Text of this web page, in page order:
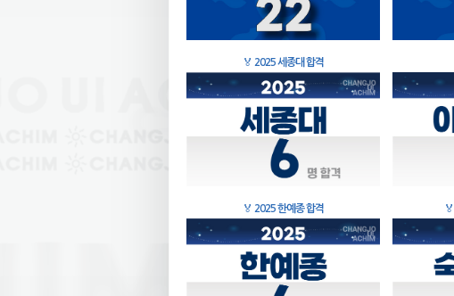
🏅 2025 세종대 합격
🏅 2025 한예종 합격 🏅